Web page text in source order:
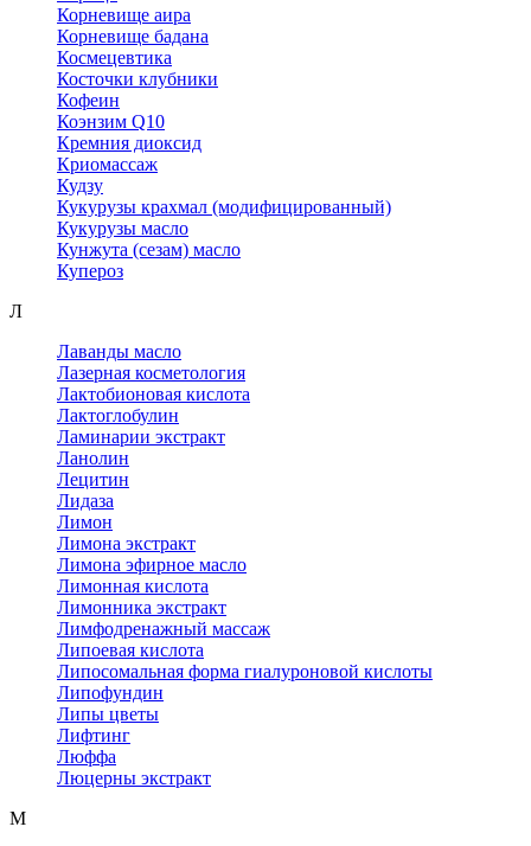
Корневище аира
Корневище бадана
Космецевтика
Косточки клубники
Кофеин
Коэнзим Q10
Кремния диоксид
Криомассаж
Кудзу
Кукурузы крахмал (модифицированный)
Кукурузы масло
Кунжута (сезам) масло
Купероз
Л
Лаванды масло
Лазерная косметология
Лактобионовая кислота
Лактоглобулин
Ламинарии экстракт
Ланолин
Лецитин
Лидаза
Лимон
Лимона экстракт
Лимона эфирное масло
Лимонная кислота
Лимонника экстракт
Лимфодренажный массаж
Липоевая кислота
Липосомальная форма гиалуроновой кислоты
Липофундин
Липы цветы
Лифтинг
Люффа
Люцерны экстракт
М